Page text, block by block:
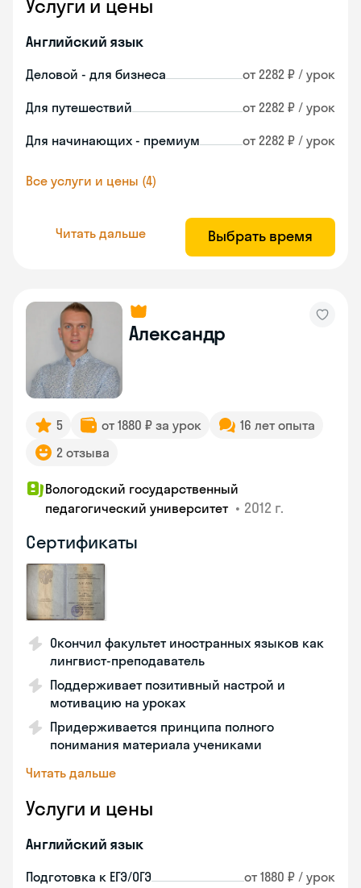
Услуги и цены
Английский язык
Деловой - для бизнеса от 2282 ₽ / урок
Для путешествий от 2282 ₽ / урок
Для начинающих - премиум от 2282 ₽ / урок
Все услуги и цены (4)
Читать дальше Выбрать время
Александр
5 от 1880 ₽ за урок
16 лет опыта
2 отзыва
Вологодский государственный
педагогический университет • 2012 г.
Сертификаты
Окончил факультет иностранных языков как
лингвист-преподаватель
Поддерживает позитивный настрой и
мотивацию на уроках
Придерживается принципа полного
понимания материала учениками
Читать дальше
Услуги и цены
Английский язык
Подготовка к ЕГЭ/ОГЭ от 1880 ₽ / урок